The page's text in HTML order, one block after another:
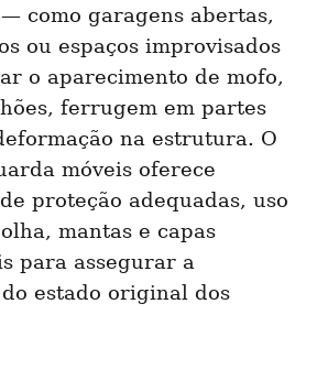
como garagens abertas,
ou espaços improvisados
o aparecimento de mofo,
ferrugem em partes
na estrutura. O
móveis oferece
proteção adequadas, uso
mantas e capas
para assegurar a
estado original dos